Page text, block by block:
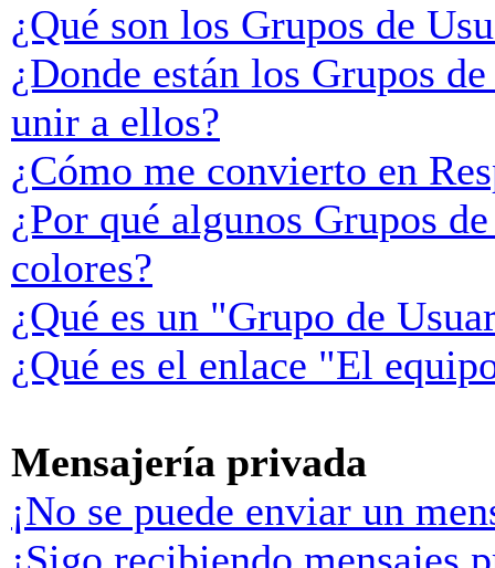
¿Qué son los Grupos de
¿Donde están los Grupos
unir a ellos?
¿Cómo me convierto en
¿Por qué algunos Grupos
colores?
¿Qué es un "Grupo de
¿Qué es el enlace "El
Mensajería privada
¡No se puede enviar un